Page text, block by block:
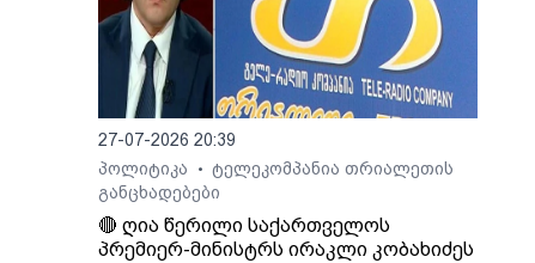
27-07-2026 20:39
პოლიტიკა
•
ტელეკომპანია თრიალეთის
განცხადებები
🔴 ღია წერილი საქართველოს
პრემიერ-მინისტრს ირაკლი კობახიძეს